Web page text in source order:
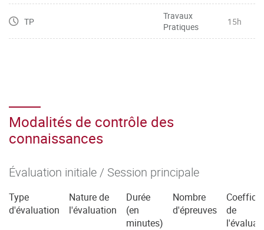
TP
Travaux
Pratiques
15h
Modalités de contrôle des
connaissances
Évaluation initiale / Session principale
Type
d'évaluation
Nature de
l'évaluation
Durée
(en
minutes)
Nombre
d'épreuves
de